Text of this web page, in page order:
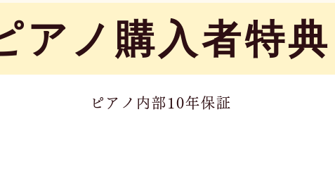
アノ購入者特典
ピアノ内部10年保証